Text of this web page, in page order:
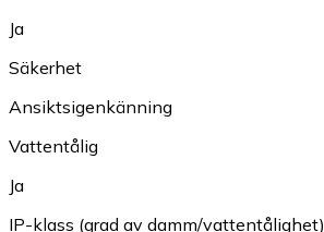
Ja
Säkerhet
Ansiktsigenkänning
Vattentålig
Ja
IP-klass (grad av damm/vattentålighet)